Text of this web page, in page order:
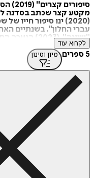
מקטע קצר שכתב בסדנה
(2020) ינו סיפור
עברי החלון". בשנתיים
"שיינה"
רונה הנערה מהמושבה
לקרוא עוד
5 ספרים מיון וסינון